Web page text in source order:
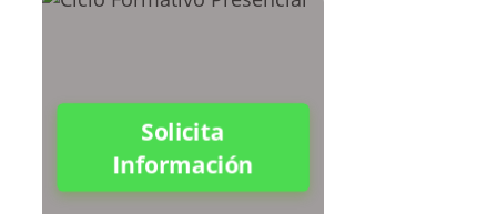
Solicita
Información